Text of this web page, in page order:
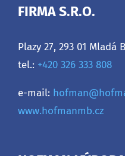
FIRMA S.R.O.
Plazy 27, 293 01 Mladá
tel.: +420 326 333 808
e-mail:
www.hofmanmb.cz